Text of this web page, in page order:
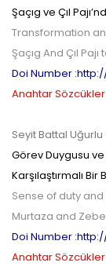
Şaçıg ve Çıl
Transformation
Şaçıg And Çıl
Doi Number
Anahtar Sözcükler
Seyit Battal Uğurlu
Görev Duygusu ve
Karşılaştırmalı Bir
Sense of duty
Murtaza and
Doi Number
Anahtar Sözcükler